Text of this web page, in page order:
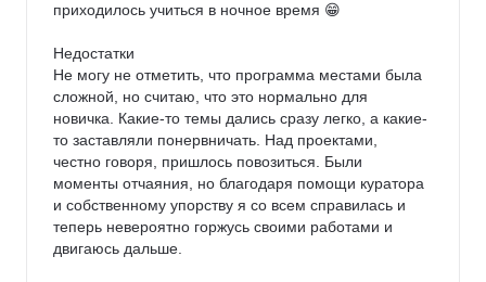
приходилось учиться в ночное время 😁
Недостатки
Не могу не отметить, что программа местами была
сложной, но считаю, что это нормально для
новичка. Какие-то темы дались сразу легко, а какие-
то заставляли понервничать. Над проектами,
честно говоря, пришлось повозиться. Были
моменты отчаяния, но благодаря помощи куратора
и собственному упорству я со всем справилась и
теперь невероятно горжусь своими работами и
двигаюсь дальше.